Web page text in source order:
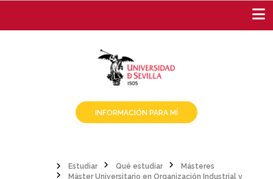
contenido
INFORMACIÓN PARA MÍ
Estudiar Qué estudiar
Másteres
Máster Universitario en Organización Industrial y